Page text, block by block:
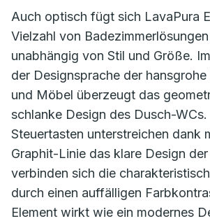
Auch optisch fügt sich LavaPura
Vielzahl von
unabhängig von Stil und Größe.
der Designsprache der
und Möbel überzeugt das
schlanke Design des Dusch-
Steuertasten unterstreichen dank
Graphit-Linie das klare Design
verbinden sich die
durch einen auffälligen
Element wirkt wie ein modernes